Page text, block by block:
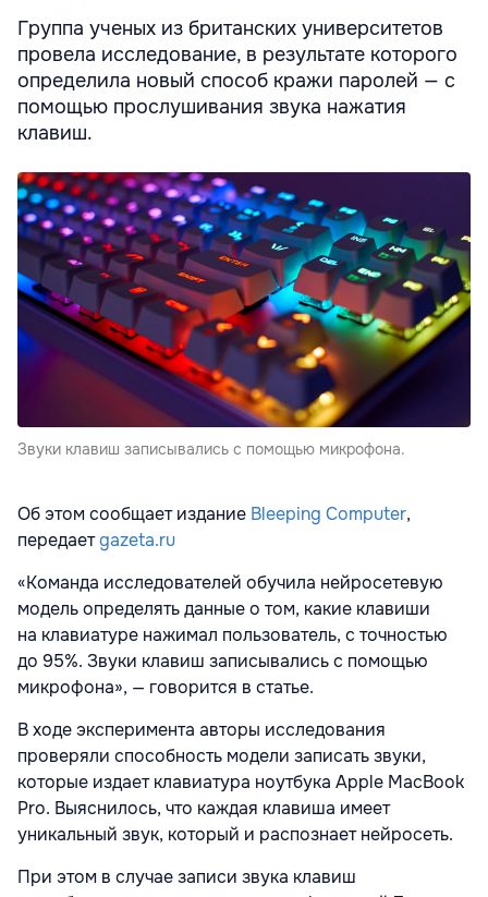
Группа ученых из британских университетов
провела исследование, в результате которого
определила новый способ кражи паролей — с
помощью прослушивания звука нажатия
клавиш.
Звуки клавиш записывались с помощью микрофона.
Об этом сообщает издание Bleeping Computer,
передаетgazeta.ru
«Команда исследователей обучила нейросетевую
модель определять данные о том, какие клавиши
на клавиатуре нажимал пользователь, с точностью
до 95%. Звуки клавиш записывались с помощью
микрофона», — говорится в статье.
В ходе эксперимента авторы исследования
проверяли способность модели записать звуки,
которые издает клавиатура ноутбука Apple MacBook
Pro. Выяснилось, что каждая клавиша имеет
уникальный звук, который и распознает нейросеть.
При этом в случае записи звука клавиш